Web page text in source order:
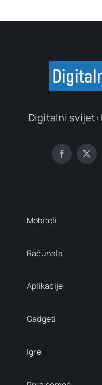
Digitalni svijet:
Mobiteli
Računala
Aplikacije
Gadgeti
Igre